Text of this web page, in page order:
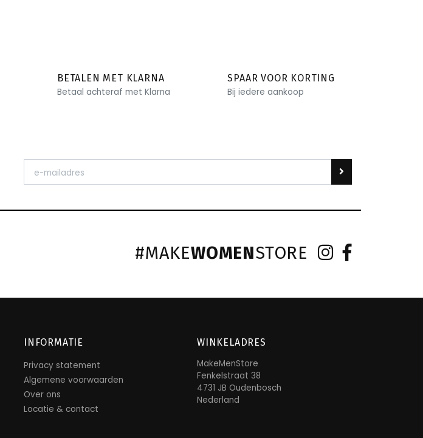
BETALEN MET KLARNA
Betaal achteraf met Klarna
SPAAR VOOR KORTING
Bij iedere aankoop
#MAKEWOMENSTORE
INFORMATIE
Privacy statement
Algemene voorwaarden
Over ons
Locatie & contact
WINKELADRES
MakeMenStore
Fenkelstraat 38
4731 JB Oudenbosch
Nederland